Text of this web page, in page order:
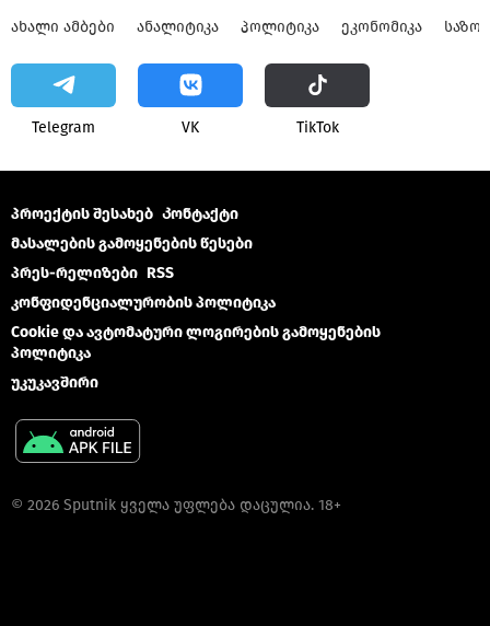
ᲐᲮᲐᲚᲘ ᲐᲛᲑᲔᲑᲘ ᲐᲜᲐᲚᲘᲢᲘᲙᲐ ᲞᲝᲚᲘᲢᲘᲙᲐ ᲔᲙᲝᲜᲝᲛᲘᲙᲐ
Telegram VK ТikТоk
პროექტის შესახებ Კონტაქტი
მასალების გამოყენების წესები
პრეს-რელიზები RSS
კონფიდენციალურობის პოლიტიკა
Cookie და ავტომატური ლოგირების გამოყენების
პოლიტიკა
უკუკავშირი
© 2026 Sputnik ყველა უფლება დაცულია. 18+